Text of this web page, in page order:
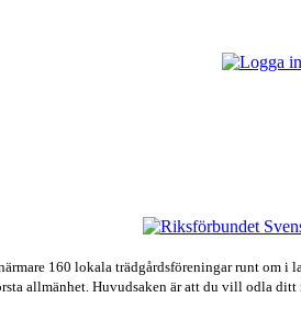
160 lokala trädgårdsföreningar runt
allmänhet. Huvudsaken är att du vill odla ditt